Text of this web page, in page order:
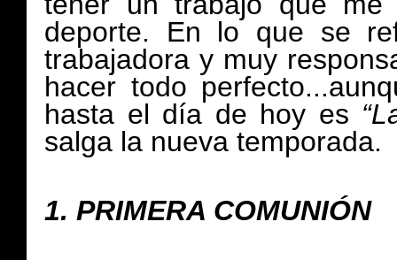
deporte. En lo que se
trabajadora y muy
hacer todo
hasta el día de hoy es
salga la nueva temporada.
1. PRIMERA COMUNIÓN